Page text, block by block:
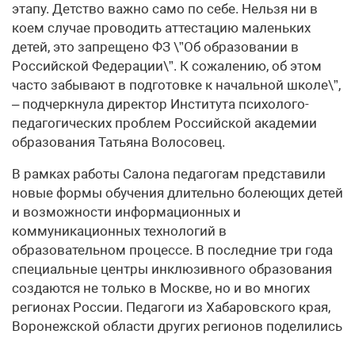
этапу. Детство важно само по себе. Нельзя ни в
коем случае проводить аттестацию маленьких
детей, это запрещено ФЗ \”Об образовании в
Российской Федерации\”. К сожалению, об этом
часто забывают в подготовке к начальной школе\”,
– подчеркнула директор Института психолого-
педагогических проблем Российской академии
образования Татьяна Волосовец.
В рамках работы Салона педагогам представили
новые формы обучения длительно болеющих детей
и возможности информационных и
коммуникационных технологий в
образовательном процессе. В последние три года
специальные центры инклюзивного образования
создаются не только в Москве, но и во многих
регионах России. Педагоги из Хабаровского края,
Воронежской области других регионов поделились